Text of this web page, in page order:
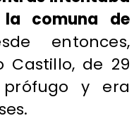
comuna de
entonces,
Castillo, de 29
y era